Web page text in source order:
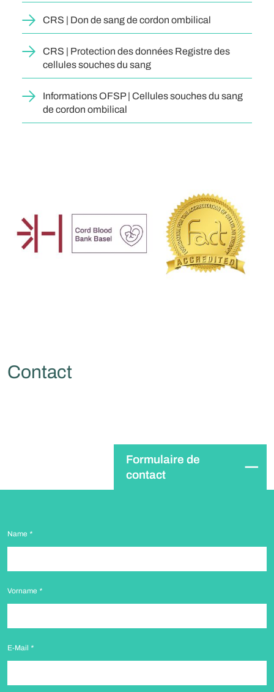
CRS | Don de sang de cordon ombilical
CRS | Protection des données Registre des
cellules souches du sang
Informations OFSP | Cellules souches du sang
de cordon ombilical
Contact
Formulaire de
contact
Name *
Vorname *
E-Mail *